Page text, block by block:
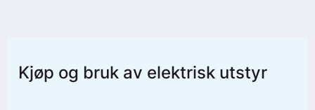
Kjøp og bruk av elektrisk utstyr